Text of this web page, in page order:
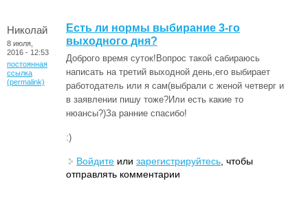
Николай
8 июля,
2016 - 12:53
постоянная
ссылка
(permalink)
Есть ли нормы выбирание 3-го
выходного дня?
Доброго время суток!Вопрос такой сабираюсь
написать на третий выходной день,его выбирает
работодатель или я сам(выбрали с женой четверг и
в заявлении пишу тоже?Или есть какие то
нюансы?)За ранние спасибо!
:)
Войдите или зарегистрируйтесь , чтобы
отправлять комментарии